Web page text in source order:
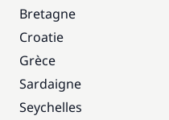
Bretagne
Croatie
Grèce
Sardaigne
Seychelles